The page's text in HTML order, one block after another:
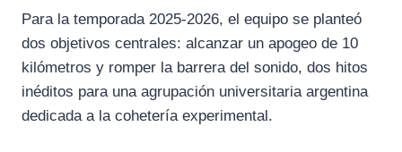
Para la temporada 2025-2026, el equipo se planteó
dos objetivos centrales: alcanzar un apogeo de 10
kilómetros y romper la barrera del sonido, dos hitos
inéditos para una agrupación universitaria argentina
dedicada a la cohetería experimental.